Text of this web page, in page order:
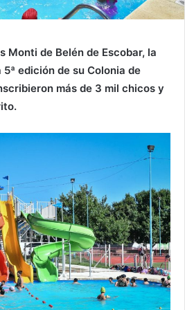
Monti de Belén de Escobar, la
edición de su Colonia de
más de 3 mil chicos y